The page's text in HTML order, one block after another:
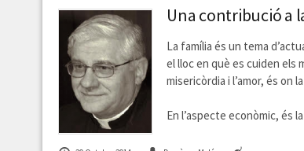
Una contribució a
La família és un tema
el lloc en què es cuiden els
misericòrdia i l’amor, és on
En l’aspecte econòmic, és